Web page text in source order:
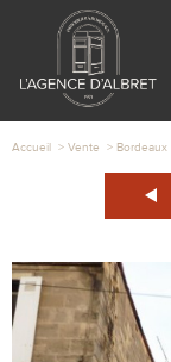
Accueil Vente Bordeaux